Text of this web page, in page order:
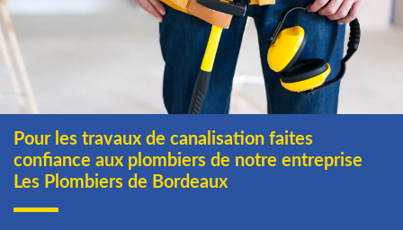
Pour les travaux de canalisation faites
confiance aux plombiers de notre entreprise
Les Plombiers de Bordeaux